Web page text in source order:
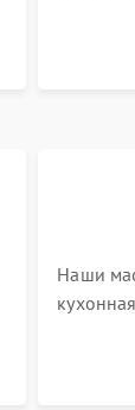
Наши